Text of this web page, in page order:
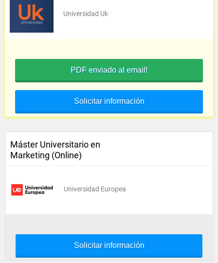
Universidad Uk
PDF enviado al email!
Solicitar información
Máster Universitario en
Marketing (Online)
Universidad Europea
Solicitar información